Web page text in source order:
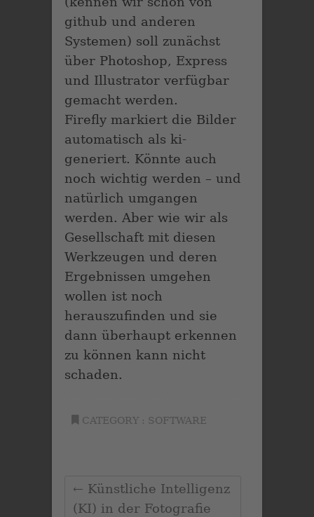
github und anderen
Systemen) soll zunächst
über Photoshop, Express
und Illustrator verfügbar
gemacht werden.
Firefly markiert die Bilder
automatisch als ki-
generiert. Könnte auch
noch wichtig werden – und
natürlich umgangen
werden. Aber wie wir als
Gesellschaft mit diesen
Werkzeugen und deren
Ergebnissen umgehen
wollen ist noch
herauszufinden und sie
dann überhaupt erkennen
zu können kann nicht
schaden.
CATEGORY : SOFTWARE
← Künstliche Intelligenz
(KI) in der Fotografie